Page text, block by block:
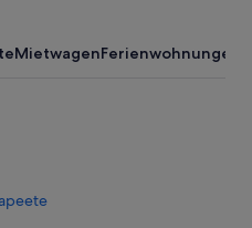
MietwagenFerienwohnungen